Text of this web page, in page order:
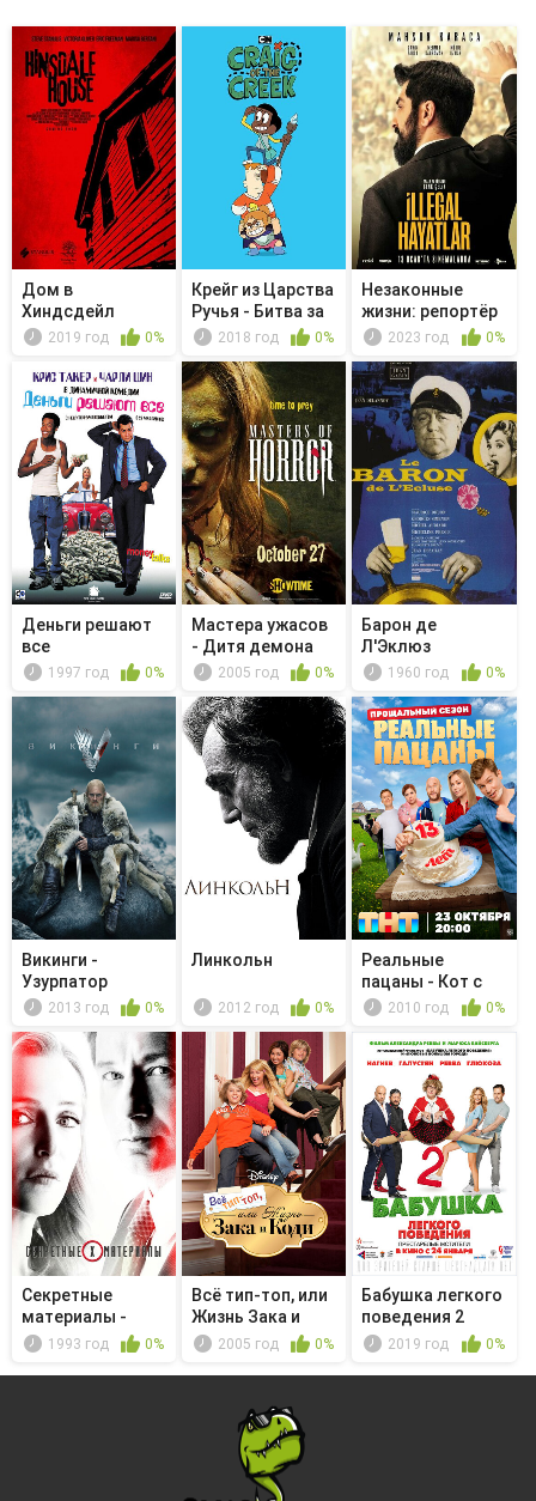
Дом в
Хиндсдейл
2019 год 0%
Крейг из Царства
Ручья - Битва за
фла...2018 год 0%
Незаконные
жизни: репортёр
2023 год 0%
Деньги решают
все
1997 год 0%
Мастера ужасов
- Дитя демона
2005 год 0%
Барон де
Л'Эклюз
1960 год 0%
Викинги -
Узурпатор
2013 год 0%
Линкольн
2012 год 0%
Реальные
пацаны - Кот с
яйцами
2010 год 0%
Секретные
материалы -
Троица
1993 год 0%
Всё тип-топ, или
Жизнь Зака и
Коди - ...
2005 год 0%
Бабушка легкого
поведения 2
2019 год 0%